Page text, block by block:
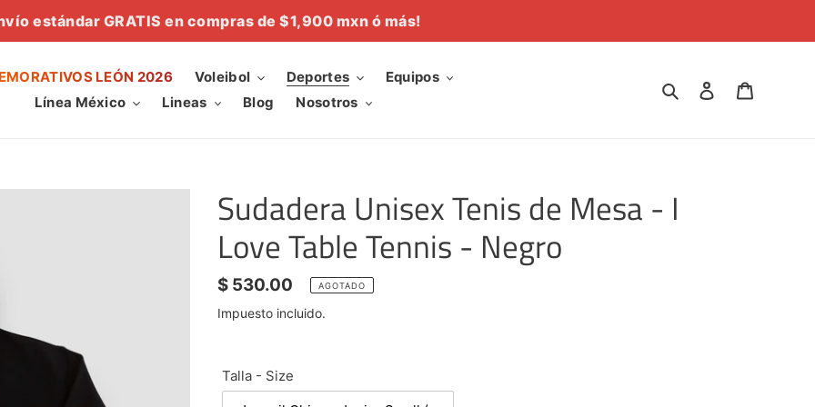
estándar GRATIS en compras de $1,900 mxn ó más!
LEÓN 2026 Voleibol Deportes
Equipos
Línea México
Lineas Blog Nosotros
Buscar Ingresar
Sudadera Unisex Tenis de Mesa - I
Love Table Tennis - Negro
Precio
habitual
$ 530.00 AGOTADO
Impuesto incluido.
Talla - Size